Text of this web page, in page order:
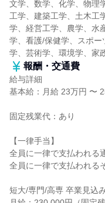
文学、数学、化学、物理
工学、建築工学、土木工
学、経営工学、農学、水
学、看護/保健学、スポ
学、芸術学、環境学、家
報酬・交通費
給与詳細
基本給：月給 23万円 〜
固定残業代：あり
【一律手当】
全員に一律で支払われる
全員に一律で支払われる
短大/専門/高専 卒業見込